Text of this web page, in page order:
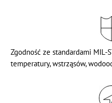
Zgodność ze standardami MIL-
temperatury, wstrząsów,